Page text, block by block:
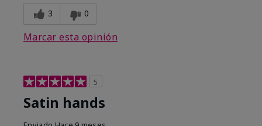
3 0
Marcar esta opinión
5
Satin hands